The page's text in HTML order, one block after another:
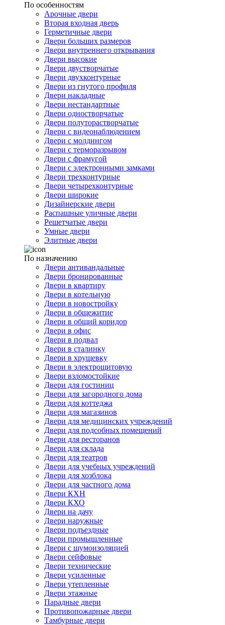
По особенностям
Арочные двери
Вторая входная дверь
Герметичные двери
Двери больших размеров
Двери внутреннего открывания
Двери высокие
Двери двустворчатые
Двери двухконтурные
Двери из гнутого профиля
Двери накладные
Двери нестандартные
Двери одностворчатые
Двери полуторастворчатые
Двери с видеонаблюдением
Двери с молдингом
Двери с терморазрывом
Двери с фрамугой
Двери с электронными замками
Двери трехконтурные
Двери четырехконтурные
Двери широкие
Дизайнерские двери
Распашные уличные двери
Решетчатые двери
Умные двери
Элитные двери
По назначению
Двери антивандальные
Двери бронированные
Двери в квартиру
Двери в котельную
Двери в новостройку
Двери в общежитие
Двери в общий коридор
Двери в офис
Двери в подвал
Двери в сталинку
Двери в хрущевку
Двери в электрощитовую
Двери взломостойкие
Двери для гостиниц
Двери для загородного дома
Двери для коттеджа
Двери для магазинов
Двери для медицинских учреждений
Двери для подсобных помещений
Двери для ресторанов
Двери для склада
Двери для театров
Двери для учебных учреждений
Двери для хозблока
Двери для частного дома
Двери КХН
Двери КХО
Двери на дачу
Двери наружные
Двери подъездные
Двери промышленные
Двери с шумоизоляцией
Двери сейфовые
Двери технические
Двери усиленные
Двери утепленные
Двери этажные
Парадные двери
Противопожарные двери
Тамбурные двери